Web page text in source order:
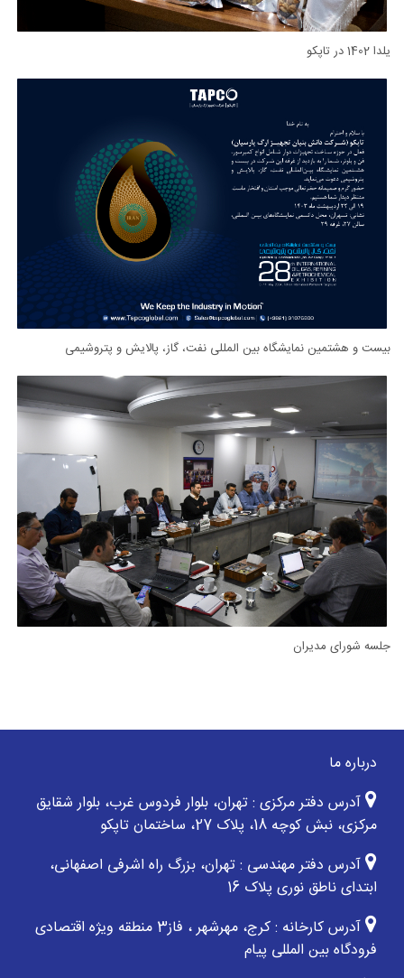
یلدا 1402 در تاپکو
بیست و هشتمین نمایشگاه بین المللی نفت، گاز، پالایش و پتروشیمی
جلسه شورای مدیران
درباره ما
آدرس دفتر مرکزی : تهران، بلوار فردوس غرب، بلوار شقایق
مرکزی، نبش کوچه 18، پلاک 27، ساختمان تاپکو
آدرس دفتر مهندسی : تهران، بزرگ راه اشرفی اصفهانی،
ابتدای ناطق نوری پلاک 16
آدرس کارخانه : کرج، مهرشهر ، فاز3 منطقه ویژه اقتصادی
فرودگاه بین المللی پیام